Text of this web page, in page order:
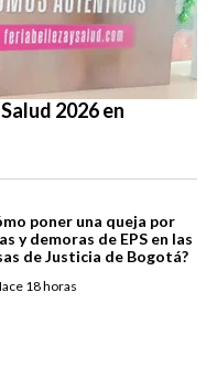
2026 en
poner una queja por
y demoras de EPS en las
de Justicia de Bogotá?
18 horas